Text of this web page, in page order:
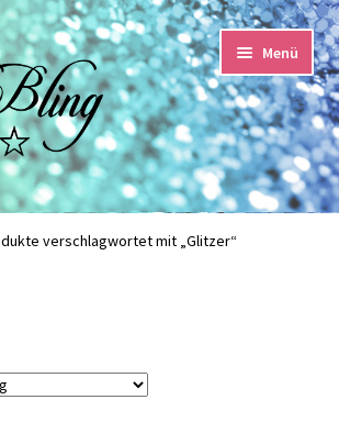
Menü
verschlagwortet mit „Glitzer“